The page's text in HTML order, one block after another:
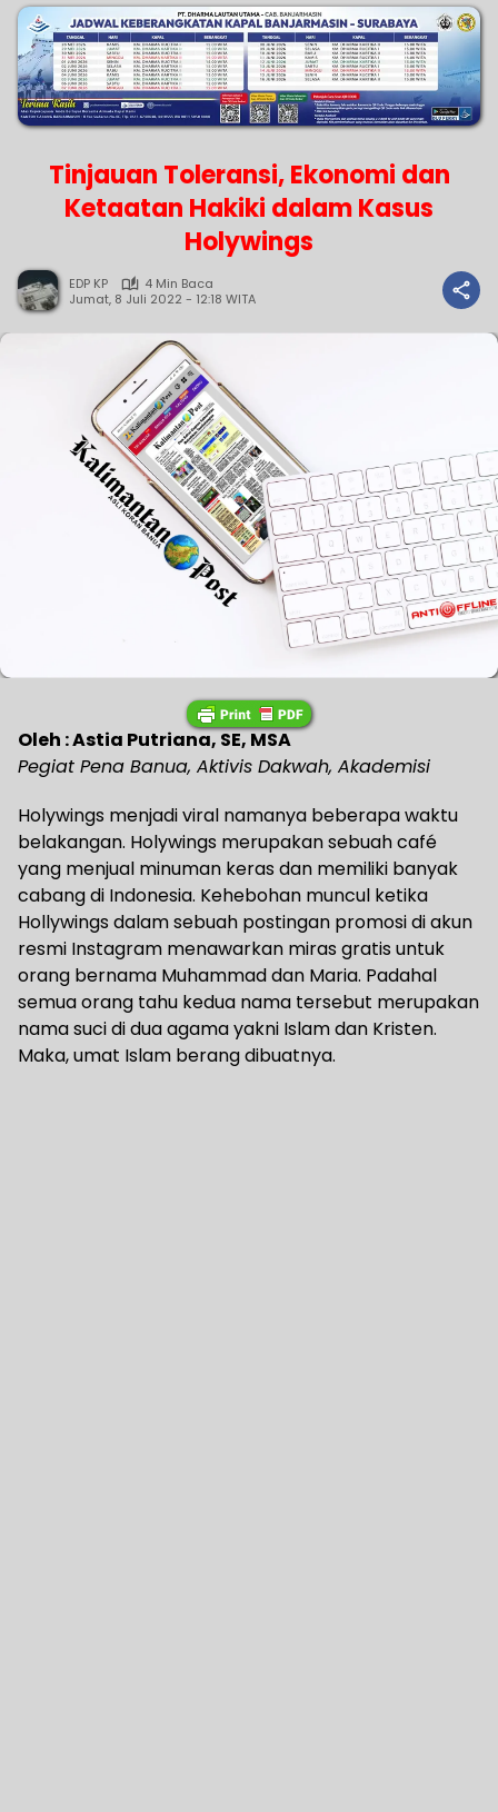
Tinjauan Toleransi, Ekonomi dan
Ketaatan Hakiki dalam Kasus
Holywings
EDP KP
4 Min Baca
Jumat, 8 Juli 2022 - 12:18 WITA
Oleh : Astia Putriana, SE, MSA
Pegiat Pena Banua, Aktivis Dakwah, Akademisi
Holywings menjadi viral namanya beberapa waktu
belakangan. Holywings merupakan sebuah café
yang menjual minuman keras dan memiliki banyak
cabang di Indonesia. Kehebohan muncul ketika
Hollywings dalam sebuah postingan promosi di akun
resmi Instagram menawarkan miras gratis untuk
orang bernama Muhammad dan Maria. Padahal
semua orang tahu kedua nama tersebut merupakan
nama suci di dua agama yakni Islam dan Kristen.
Maka, umat Islam berang dibuatnya.